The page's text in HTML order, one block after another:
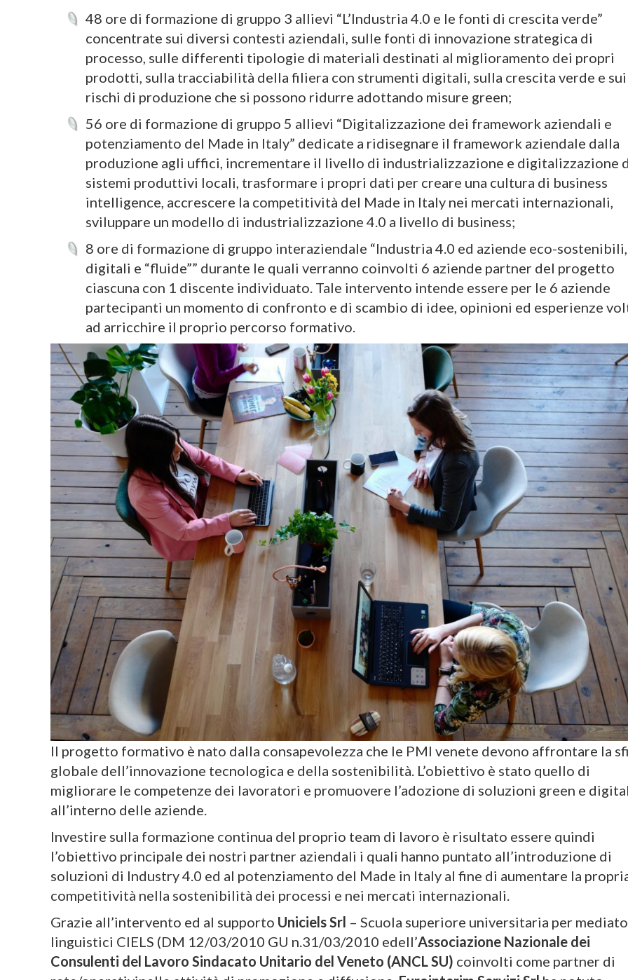
48 ore di formazione di gruppo 3 allievi “L’Industria 4.0 e le fonti di crescita verde”
concentrate sui diversi contesti aziendali, sulle fonti di innovazione strategica di
processo, sulle differenti tipologie di materiali destinati al miglioramento dei propri
prodotti, sulla tracciabilità della filiera con strumenti digitali, sulla crescita verde e sui
rischi di produzione che si possono ridurre adottando misure green;
56 ore di formazione di gruppo 5 allievi “Digitalizzazione dei framework aziendali e
potenziamento del Made in Italy” dedicate a ridisegnare il framework aziendale dalla
produzione agli uffici, incrementare il livello di industrializzazione e digitalizzazione
sistemi produttivi locali, trasformare i propri dati per creare una cultura di business
intelligence, accrescere la competitività del Made in Italy nei mercati internazionali,
sviluppare un modello di industrializzazione 4.0 a livello di business;
8 ore di formazione di gruppo interaziendale “Industria 4.0 ed aziende eco-sostenibili,
digitali e “fluide”” durante le quali verranno coinvolti 6 aziende partner del progetto
ciascuna con 1 discente individuato. Tale intervento intende essere per le 6 aziende
partecipanti un momento di confronto e di scambio di idee, opinioni ed esperienze
ad arricchire il proprio percorso formativo.
Il progetto formativo è nato dalla consapevolezza che le PMI venete devono affrontare la
globale dell’innovazione tecnologica e della sostenibilità. L’obiettivo è stato quello di
migliorare le competenze dei lavoratori e promuovere l’adozione di soluzioni green e
all’interno delle aziende.
Investire sulla formazione continua del proprio team di lavoro è risultato essere quindi
l’obiettivo principale dei nostri partner aziendali i quali hanno puntato all’introduzione di
soluzioni di Industry 4.0 ed al potenziamento del Made in Italy al fine di aumentare la
competitività nella sostenibilità dei processi e nei mercati internazionali.
Grazie all’intervento ed al supporto Uniciels Srl – Scuola superiore universitaria per
linguistici CIELS (DM 12/03/2010 GU n.31/03/2010 edell’Associazione Nazionale dei
Consulenti del Lavoro Sindacato Unitario del Veneto (ANCL SU) coinvolti come partner di